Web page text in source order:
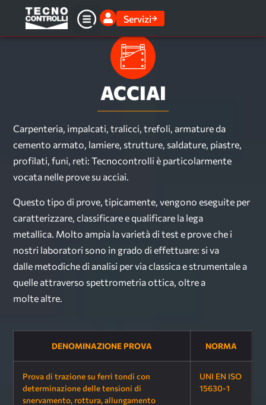
Servizi
ACCIAI
Carpenteria, impalcati, tralicci, trefoli, armature da
cemento armato, lamiere, strutture, saldature, piastre,
profilati, funi, reti: Tecnocontrolli è particolarmente
vocata nelle prove su acciai.
Questo tipo di prove, tipicamente, vengono eseguite per
caratterizzare, classificare e qualificare la lega
metallica. Molto ampia la varietà di test e prove che i
nostri laboratori sono in grado di effettuare: si va
dalle metodiche di analisi per via classica e strumentale a
quelle attraverso spettrometria ottica, oltre a
molte altre.
DENOMINAZIONE PROVA NORMA
Prova di trazione su ferri tondi con
determinazione delle tensioni di
snervamento, rottura, allungamento
UNI EN ISO
15630-1